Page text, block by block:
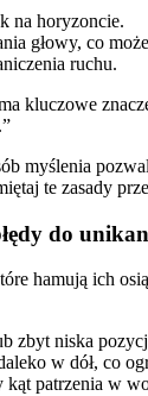
na horyzoncie.
głowy, co
ruchu.
kluczowe
myślenia
te zasady
do
hamują ich
zbyt niska
w dół, co
kąt patrzenia w